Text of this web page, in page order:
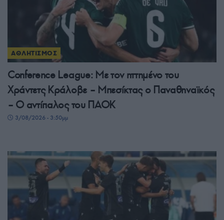
ΑΘΛΗΤΙΣΜΟΣ
Conference League: Με τον ηττημένο του
Χράντετς Κράλοβε – Μπεσίκτας ο Παναθηναϊκός
– Ο αντίπαλος του ΠΑΟΚ
3/08/2026 - 3:50μμ